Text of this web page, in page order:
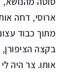
ארוסי, דחה
מתוך כבוד
בקצה הציפורן,
אותו. צר היה